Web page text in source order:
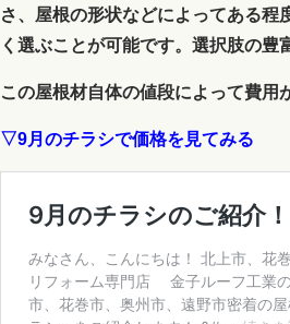
さ、屋根の形状などによってある
く選ぶことが可能です。選択肢の
この屋根材自体の値段によって費用
▽9月のチラシで価格を見てみる